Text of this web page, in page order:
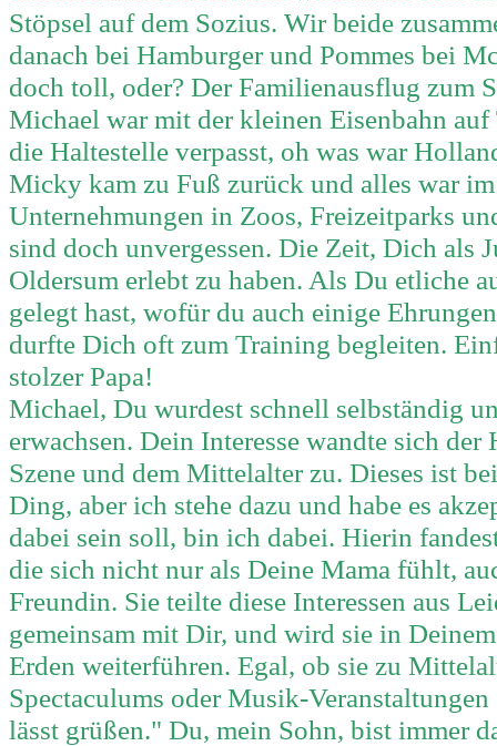
Stöpsel auf dem Sozius. Wir beide
danach bei Hamburger und Pommes bei
doch toll, oder? Der Familienausflug zum
Michael war mit der kleinen Eisenbahn auf
die Haltestelle verpasst, oh was war
Micky kam zu Fuß zurück und alles war
Unternehmungen in Zoos, Freizeitparks
sind doch unvergessen. Die Zeit, Dich als
Oldersum erlebt zu haben. Als Du etliche
gelegt hast, wofür du auch einige
durfte Dich oft zum Training begleiten.
stolzer Papa!
Michael, Du wurdest schnell selbständig
erwachsen. Dein Interesse wandte sich der
Szene und dem Mittelalter zu. Dieses ist
Ding, aber ich stehe dazu und habe es
dabei sein soll, bin ich dabei. Hierin
die sich nicht nur als Deine Mama fühlt,
Freundin. Sie teilte diese Interessen aus
gemeinsam mit Dir, und wird sie in
Erden weiterführen. Egal, ob sie zu
Spectaculums oder Musik-
lässt grüßen." Du, mein Sohn, bist immer